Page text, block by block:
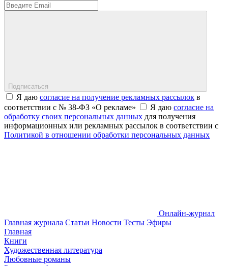
Подписаться
Я даю согласие на получение рекламных рассылок в
соответствии с № 38-ФЗ «О рекламе»
Я даю согласие на
обработку своих персональных данных для получения
информационных или рекламных рассылок в соответствии с
Политикой в отношении обработки персональных данных
Онлайн-журнал
Главная журнала Статьи Новости Тесты Эфиры
Главная
Книги
Художественная литература
Любовные романы